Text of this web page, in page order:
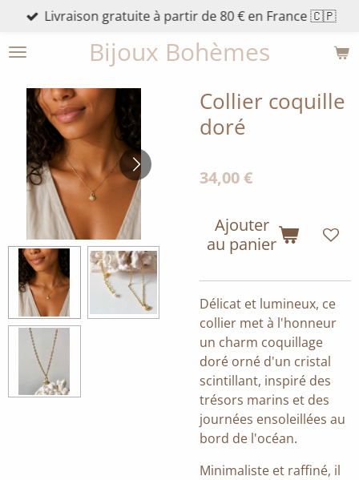
Passer
contenu
Bijoux Bohèmes
Livraison gratuite à partir de 80 € en France 🇨🇵
Collier coquille
doré
34,00 €
Ajouter
au panier
Délicat et lumineux, ce
collier met à l'honneur
un charm coquillage
doré orné d'un cristal
scintillant, inspiré des
trésors marins et des
journées ensoleillées au
bord de l'océan.
Minimaliste et raffiné, il